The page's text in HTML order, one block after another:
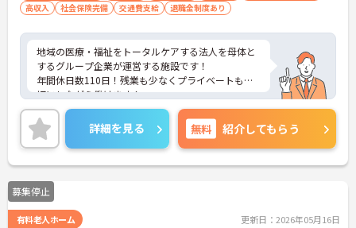
高収入
社会保険完備 交通費支給 退職金制度あり
地域の医療・福祉をトータルケアする法人を母体と
するグループ企業が運営する施設です！
年間休日数110日！残業も少なくプライベートも大
切にしながら働けます！
ご興味ある方には、面接のポイントなど、さらに詳
細をお話致しますのでお気軽にご相談ください。
詳細を見る 無料 紹介してもらう
募集停止
有料老人ホーム 更新日：2026年05月16日